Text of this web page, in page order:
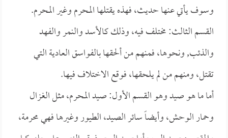
وسوف يأتي عنها حديث، فهذه يقتلها المحرم وغير المحرم.
القسم الثالث: مختلف فيه، وذلك كالأسد والنمر والفهد
والذئب, ونحوها، فمنهم من ألحقها بالفواسق العادية التي
تقتل، ومنهم من لم يلحقها، فوقع الاختلاف فيها.
أما ما هو صيد وهو القسم الأول: صيد المحرم، مثل الغزال
وحمار الوحش، وأيضاً سائر الصيد، الطيور وغيرها فهي محرمة،